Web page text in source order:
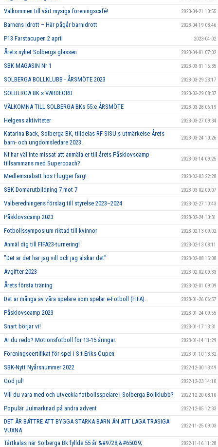
Välkommen till vårt mysiga föreningscafé! 2023-04-21 10:55
Barnens idrott – Här pågår barnidrott 2023-04-19 08:46
P13 Farstacupen 2 april 2023-04-02
Årets nyhet Solberga glassen 2023-04-01 07:02
SBK MAGASIN Nr 1 2023-03-31 15:35
SOLBERGA BOLLKLUBB - ÅRSMÖTE 2023 2023-03-29 23:17
SOLBERGA BK:s VÄRDEORD 2023-03-29 08:37
VÄLKOMNA TILL SOLBERGA BKs 55:e ÅRSMÖTE 2023-03-28 06:19
Helgens aktiviteter 2023-03-27 09:34
Katarina Back, Solberga BK, tilldelas RF-SISU:s utmärkelse Årets
barn- och ungdomsledare 2023.
2023-03-24 10:26
Ni har väl inte missat att anmäla er till årets Påsklovscamp
tillsammans med Supercoach?
2023-03-14 09:25
Medlemsrabatt hos Flügger färg! 2023-03-03 22:28
SBK Domarutbildning 7 mot 7 2023-03-02 09:07
Valberedningens förslag till styrelse 2023–2024 2023-02-27 10:43
Påsklovscamp 2023 2023-02-24 10:31
Fotbollssymposium riktad till kvinnor 2023-02-13 09:02
Anmäl dig till FIFA23-turnering! 2023-02-13 08:11
"Det är det här jag vill och jag älskar det" 2023-02-08 15:08
Avgifter 2023 2023-02-02 09:33
Årets första träning 2023-02-01 09:09
Det är många av våra spelare som spelar e-Fotboll (FIFA). 2023-01-26 06:57
Påsklovscamp 2023 2023-01-24 09:55
Snart börjar vi! 2023-01-17 13:31
Är du redo? Motionsfotboll för 13-15 åringar. 2023-01-14 11:29
Föreningscertifikat för spel i S:t Eriks-Cupen 2023-01-10 13:32
SBK-Nytt Nyårsnummer 2022 2022-12-30 13:49
God jul! 2022-12-23 14:10
Vill du vara med och utveckla fotbollsspelare i Solberga Bollklubb? 2022-12-20 08:10
Populär Julmarknad på andra advent 2022-12-05 12:33
DET ÄR BÄTTRE ATT BYGGA STARKA BARN ÄN ATT LAGA TRASIGA
VUXNA
2022-11-25 09:03
Tårtkalas när Solberga Bk fyllde 55 år &#9728;&#65039; 2022-11-16 11:28